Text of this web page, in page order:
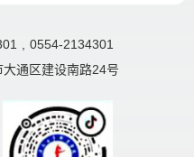
0554-2134301
通区建设南路24号